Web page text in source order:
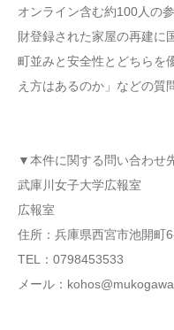
オンライン含む約100人の
財登録された家屋の再建に
町並みと安全性とどちらを
え方はあるのか」などの質
▼本件に関する問い合わせ
武庫川女子大学広報室
広報室
住所：兵庫県西宮市池開町
TEL：0798453533
メール：